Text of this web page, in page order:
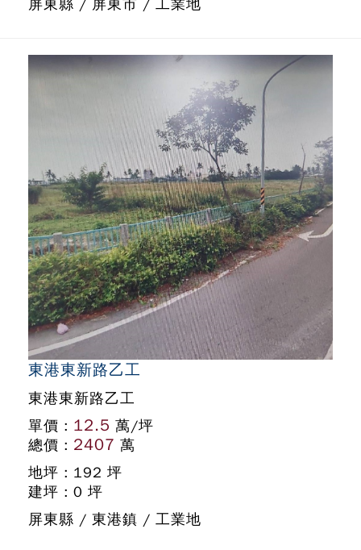
屏東縣 / 屏東市 / 工業地
東港東新路乙工
東港東新路乙工
單價 : 12.5 萬/坪
總價 : 2407 萬
地坪 : 192 坪
建坪 : 0 坪
屏東縣 / 東港鎮 / 工業地